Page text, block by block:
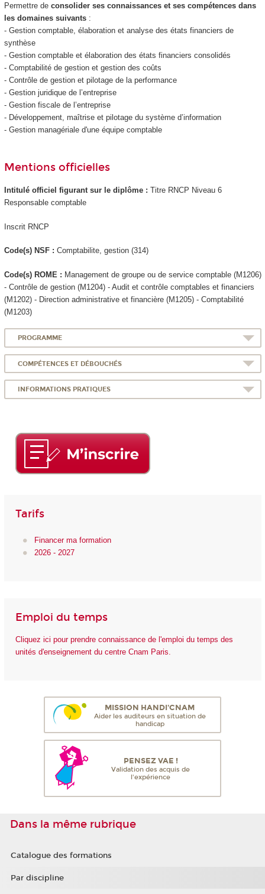
Permettre de consolider ses connaissances et ses compétences dans
les domaines suivants:
- Gestion comptable, élaboration et analyse des états financiers de
synthèse
- Gestion comptable et élaboration des états financiers consolidés
- Comptabilité de gestion et gestion des coûts
- Contrôle de gestion et pilotage de la performance
- Gestion juridique de l’entreprise
- Gestion fiscale de l’entreprise
- Développement, maîtrise et pilotage du système d’information
- Gestion managériale d'une équipe comptable
Mentions officielles
Intitulé officiel figurant sur le diplôme : Titre RNCP Niveau 6
Responsable comptable
Inscrit RNCP
Code(s) NSF : Comptabilite, gestion (314)
Code(s) ROME : Management de groupe ou de service comptable (M1206)
- Contrôle de gestion (M1204) - Audit et contrôle comptables et financiers
(M1202) - Direction administrative et financière (M1205) - Comptabilité
(M1203)
PROGRAMME
COMPÉTENCES ET DÉBOUCHÉS
INFORMATIONS PRATIQUES
Tarifs
Financer ma formation
2026 - 2027
Emploi du temps
Cliquez ici pour prendre connaissance de l'emploi du temps des
unités d'enseignement du centre Cnam Paris.
MISSION HANDI'CNAM
Aider les auditeurs en situation de
handicap
PENSEZ VAE !
Validation des acquis de
l'expérience
Dans la même rubrique
Catalogue des formations
Par discipline